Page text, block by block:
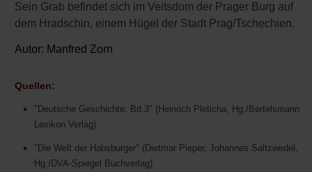
Sein Grab befindet sich im Veitsdom der Prager Burg auf
dem Hradschin, einem Hügel der Stadt Prag/Tschechien.
Autor: Manfred Zorn
Quellen:
"Deutsche Geschichte: Bd.3" (Heinrich Pleticha, Hg./Bertelsmann
Lexikon Verlag)
"Die Welt der Habsburger" (Dietmar Pieper, Johannes Saltzwedel,
Hg./DVA-Spiegel Buchverlag)